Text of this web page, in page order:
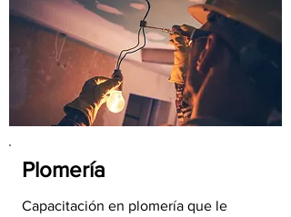
Plomería
Capacitación en plomería que le